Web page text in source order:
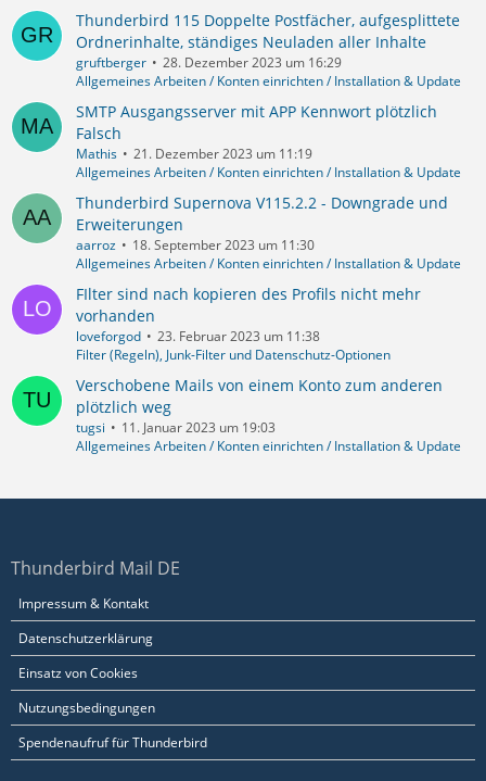
Thunderbird 115 Doppelte Postfächer, aufgesplittete
Ordnerinhalte, ständiges Neuladen aller Inhalte
gruftberger
28. Dezember 2023 um 16:29
Allgemeines Arbeiten / Konten einrichten / Installation & Update
SMTP Ausgangsserver mit APP Kennwort plötzlich
Falsch
Mathis
21. Dezember 2023 um 11:19
Allgemeines Arbeiten / Konten einrichten / Installation & Update
Thunderbird Supernova V115.2.2 - Downgrade und
Erweiterungen
aarroz
18. September 2023 um 11:30
Allgemeines Arbeiten / Konten einrichten / Installation & Update
FIlter sind nach kopieren des Profils nicht mehr
vorhanden
loveforgod
23. Februar 2023 um 11:38
Filter (Regeln), Junk-Filter und Datenschutz-Optionen
Verschobene Mails von einem Konto zum anderen
plötzlich weg
tugsi
11. Januar 2023 um 19:03
Allgemeines Arbeiten / Konten einrichten / Installation & Update
Thunderbird Mail DE
Impressum & Kontakt
Datenschutzerklärung
Einsatz von Cookies
Nutzungsbedingungen
Spendenaufruf für Thunderbird